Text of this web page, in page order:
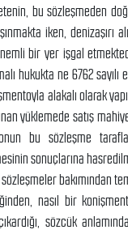
bu sözleşmeden
iken, denizaşırı
bir yer işgal
hukukta ne 6762
alakalı olarak
yüklemede satış
bu sözleşme
sonuçlarına
bakımından
nasıl bir
sözcük